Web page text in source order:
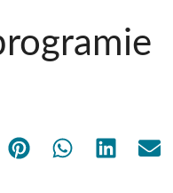
Share Share Share